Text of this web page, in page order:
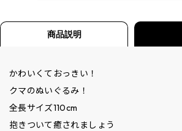
商品説明
かわいくておっきい！
クマのぬいぐるみ！
全長サイズ110cm
抱きついて癒されましょう